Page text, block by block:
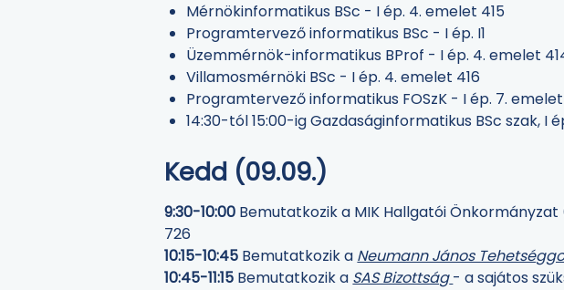
Mérnökinformatikus BSc - I ép. 4. emelet 415
Programtervező informatikus BSc - I ép. I1
Üzemmérnök-informatikus BProf - I ép. 4. emelet
Villamosmérnöki BSc - I ép. 4. emelet 416
Programtervező informatikus FOSzK - I ép. 7.
14:30-tól 15:00-ig Gazdaságinformatikus BSc szak, I
Kedd (09.09.)
9:30-10:00 Bemutatkozik a MIK Hallgatói
726
10:15-10:45 Bemutatkozik a Neumann János
10:45-11:15 Bemutatkozik a SAS Bizottság - a sajátos